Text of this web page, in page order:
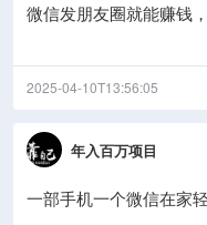
微信发朋友圈就能赚钱
2025-04-10T13:56:05
年入百万项目
一部手机一个微信在家